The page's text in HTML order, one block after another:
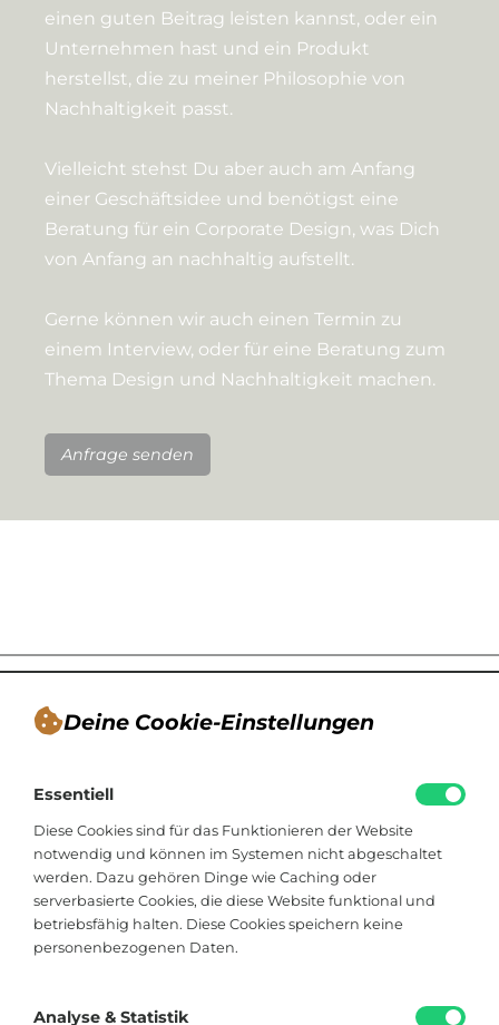
Deine Cookie-Einstellungen
Essentiell
Diese Cookies sind für das Funktionieren der Website
notwendig und können im Systemen nicht abgeschaltet
werden. Dazu gehören Dinge wie Caching oder
serverbasierte Cookies, die diese Website funktional und
betriebsfähig halten. Diese Cookies speichern keine
personenbezogenen Daten.
Analyse & Statistik
einen guten Beitrag leisten kannst, oder ein
Unternehmen hast und ein Produkt
herstellst, die zu meiner Philosophie von
Nachhaltigkeit passt.
Vielleicht stehst Du aber auch am Anfang
einer Geschäftsidee und benötigst eine
Beratung für ein Corporate Design, was Dich
von Anfang an nachhaltig aufstellt.
Gerne können wir auch einen Termin zu
einem Interview, oder für eine Beratung zum
Thema Design und Nachhaltigkeit machen.
Anfrage senden
Blogger, Berater für nachhaltiges
Kommunikationsdesign, Catering
Viktoriastraße 48
33602 Bielefeld
hallo@soistfein.de